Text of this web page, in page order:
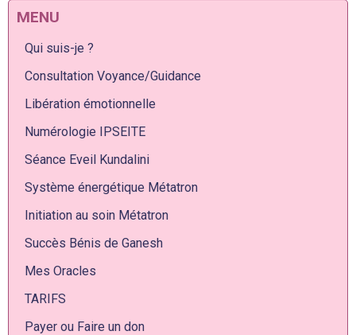
MENU
Qui suis-je ?
Consultation Voyance/Guidance
Libération émotionnelle
Numérologie IPSEITE
Séance Eveil Kundalini
Système énergétique Métatron
Initiation au soin Métatron
Succès Bénis de Ganesh
Mes Oracles
TARIFS
Payer ou Faire un don